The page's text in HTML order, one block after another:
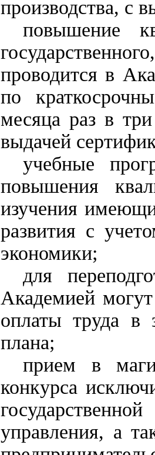
производства, с
повышение
проводится в
по
месяца раз в
выдачей
учебные
повышения
изучения
развития с
экономики;
для
Академией могут
оплаты труда в
плана;
прием в
конкурса
управления, а